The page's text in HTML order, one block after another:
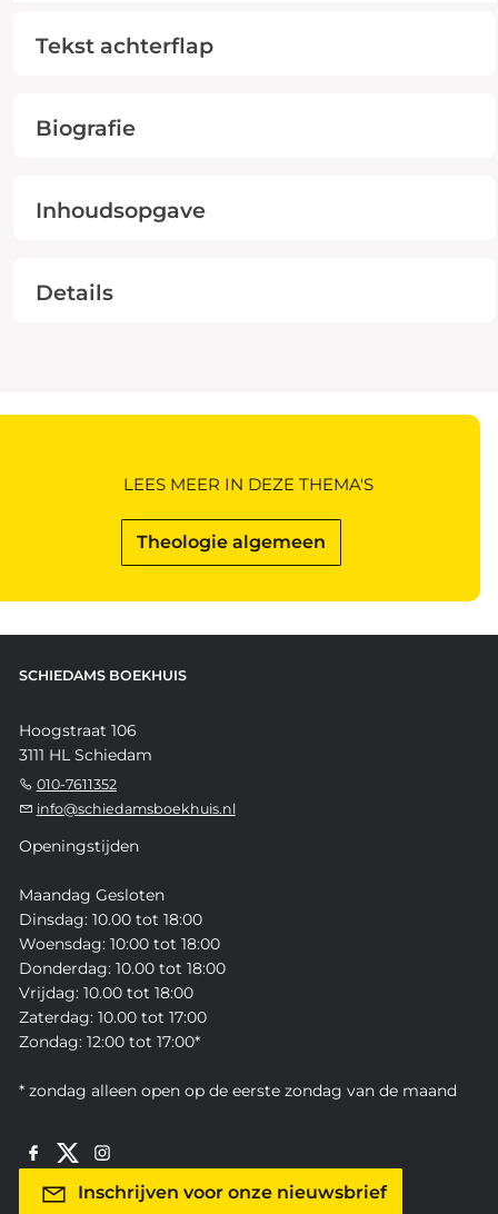
Tekst achterflap
Biografie
Inhoudsopgave
Details
Theologie algemeen
LEES MEER IN DEZE THEMA'S
SCHIEDAMS BOEKHUIS
Hoogstraat 106
3111 HL Schiedam
010-7611352
info@schiedamsboekhuis.nl
Openingstijden
Maandag Gesloten
Dinsdag: 10.00 tot 18:00
Woensdag: 10:00 tot 18:00
Donderdag: 10.00 tot 18:00
Vrijdag: 10.00 tot 18:00
Zaterdag: 10.00 tot 17:00
Zondag: 12:00 tot 17:00*
* zondag alleen open op de eerste zondag van de maand
Inschrijven voor onze nieuwsbrief